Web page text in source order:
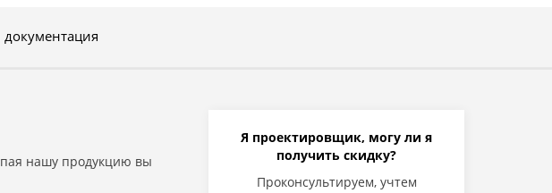
Я проектировщик, могу ли я
получить скидку?
Проконсультируем, учтем
нашу продукцию вы